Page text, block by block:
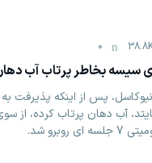
0
پس از اینکه پذیرفت
آب دهان ‏پرتاب کرده، از
شد.‏